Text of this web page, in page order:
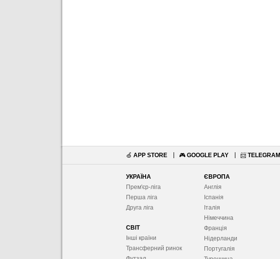
🍏 APP STORE 🎮 GOOGLE PLAY 📨 TELEGRAM
УКРАЇНА
Прем'єр-ліга
Перша ліга
Друга ліга
СВІТ
Інші країни
Трансферний ринок
ЄВРОПА
Англія
Іспанія
Італія
Німеччина
Франція
Нідерланди
Португалія